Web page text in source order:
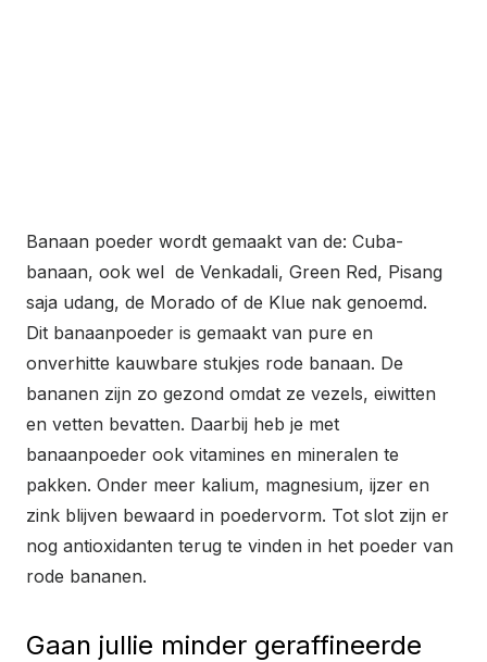
Banaan poeder wordt gemaakt van de: Cuba-
banaan, ook wel de Venkadali, Green Red, Pisang
saja udang, de Morado of de Klue nak genoemd.
Dit banaanpoeder is gemaakt van pure en
onverhitte kauwbare stukjes rode banaan. De
bananen zijn zo gezond omdat ze vezels, eiwitten
en vetten bevatten. Daarbij heb je met
banaanpoeder ook vitamines en mineralen te
pakken. Onder meer kalium, magnesium, ijzer en
zink blijven bewaard in poedervorm. Tot slot zijn er
nog antioxidanten terug te vinden in het poeder van
rode bananen.
Gaan jullie minder geraffineerde